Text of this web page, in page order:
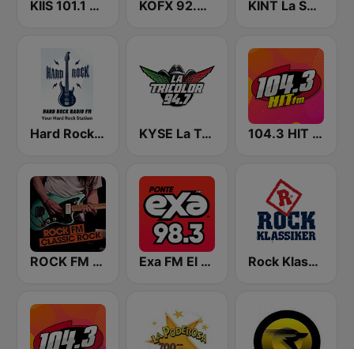
KIIS 101.1 Melbourne KOFX 92.3 The Fox FM KINT La Suavecita 93.9 FM
Hard Rock Radio FM KYSE La Tricolor 94.7 FM 104.3 HIT FM
ROCK FM CLASSIC ROCK Exa FM El Paso Rock Klassiker